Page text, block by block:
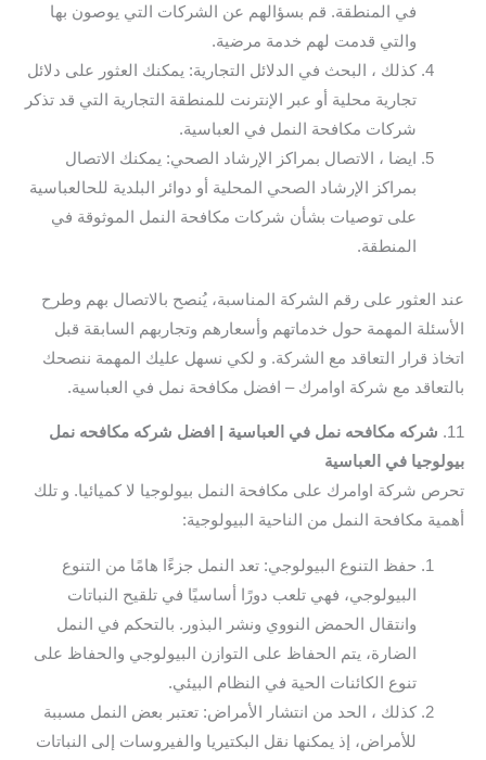
في المنطقة. قم بسؤالهم عن الشركات التي يوصون بها
والتي قدمت لهم خدمة مرضية.
كذلك ، البحث في الدلائل التجارية: يمكنك العثور على دلائل
تجارية محلية أو عبر الإنترنت للمنطقة التجارية التي قد تذكر
شركات مكافحة النمل في العباسية.
ايضا ، الاتصال بمراكز الإرشاد الصحي: يمكنك الاتصال
بمراكز الإرشاد الصحي المحلية أو دوائر البلدية للحالعباسية
على توصيات بشأن شركات مكافحة النمل الموثوقة في
المنطقة.
عند العثور على رقم الشركة المناسبة، يُنصح بالاتصال بهم وطرح
الأسئلة المهمة حول خدماتهم وأسعارهم وتجاربهم السابقة قبل
اتخاذ قرار التعاقد مع الشركة. و لكي نسهل عليك المهمة ننصحك
بالتعاقد مع شركة اوامرك – افضل مكافحة نمل في العباسية.
11.
شركه مكافحه نمل في العباسية | افضل شركه مكافحه نمل
بيولوجيا في العباسية
تحرص شركة اوامرك على مكافحة النمل بيولوجيا لا كميائيا. و تلك
أهمية مكافحة النمل من الناحية البيولوجية:
حفظ التنوع البيولوجي: تعد النمل جزءًا هامًا من التنوع
البيولوجي، فهي تلعب دورًا أساسيًا في تلقيح النباتات
وانتقال الحمض النووي ونشر البذور. بالتحكم في النمل
الضارة، يتم الحفاظ على التوازن البيولوجي والحفاظ على
تنوع الكائنات الحية في النظام البيئي.
كذلك ، الحد من انتشار الأمراض: تعتبر بعض النمل مسببة
للأمراض، إذ يمكنها نقل البكتيريا والفيروسات إلى النباتات